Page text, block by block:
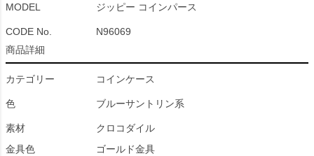
MODEL ジッピー コインパース
CODE No.
N96069
商品詳細
カテゴリー コインケース
色 ブルーサントリン系
素材
クロコダイル
金具色
ゴールド金具